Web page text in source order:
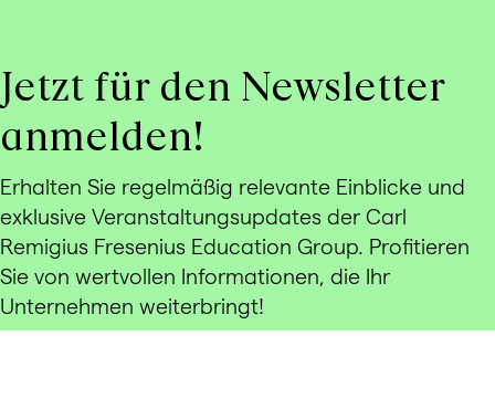
Jetzt für den Newsletter
anmelden!
Erhalten Sie regelmäßig relevante Einblicke und
exklusive Veranstaltungsupdates der Carl
Remigius Fresenius Education Group. Profitieren
Sie von wertvollen Informationen, die Ihr
Unternehmen weiterbringt!